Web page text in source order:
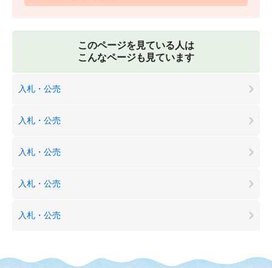
このページを見ている人は
こんなページも見ています
入札・公売
入札・公売
入札・公売
入札・公売
入札・公売